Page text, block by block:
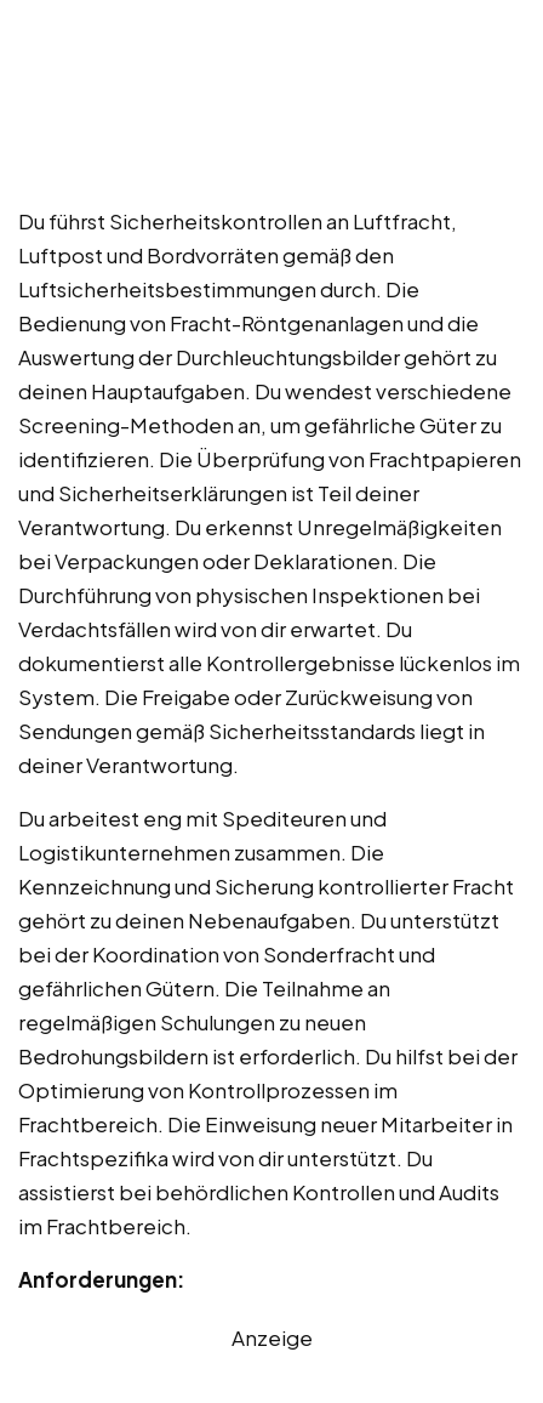
Du führst Sicherheitskontrollen an Luftfracht,
Luftpost und Bordvorräten gemäß den
Luftsicherheitsbestimmungen durch. Die
Bedienung von Fracht-Röntgenanlagen und die
Auswertung der Durchleuchtungsbilder gehört zu
deinen Hauptaufgaben. Du wendest verschiedene
Screening-Methoden an, um gefährliche Güter zu
identifizieren. Die Überprüfung von Frachtpapieren
und Sicherheitserklärungen ist Teil deiner
Verantwortung. Du erkennst Unregelmäßigkeiten
bei Verpackungen oder Deklarationen. Die
Durchführung von physischen Inspektionen bei
Verdachtsfällen wird von dir erwartet. Du
dokumentierst alle Kontrollergebnisse lückenlos im
System. Die Freigabe oder Zurückweisung von
Sendungen gemäß Sicherheitsstandards liegt in
deiner Verantwortung.
Du arbeitest eng mit Spediteuren und
Logistikunternehmen zusammen. Die
Kennzeichnung und Sicherung kontrollierter Fracht
gehört zu deinen Nebenaufgaben. Du unterstützt
bei der Koordination von Sonderfracht und
gefährlichen Gütern. Die Teilnahme an
regelmäßigen Schulungen zu neuen
Bedrohungsbildern ist erforderlich. Du hilfst bei der
Optimierung von Kontrollprozessen im
Frachtbereich. Die Einweisung neuer Mitarbeiter in
Frachtspezifika wird von dir unterstützt. Du
assistierst bei behördlichen Kontrollen und Audits
im Frachtbereich.
Anforderungen:
Anzeige